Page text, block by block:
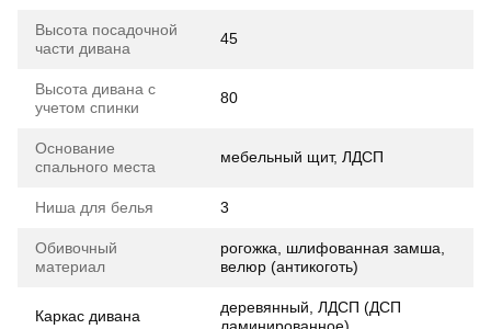
Высота посадочной
части дивана
45
Высота дивана с
учетом спинки
80
Основание
спального места
мебельный щит, ЛДСП
Ниша для белья 3
Обивочный
материал
рогожка, шлифованная замша,
велюр (антикоготь)
Каркас дивана
деревянный, ЛДСП (ДСП